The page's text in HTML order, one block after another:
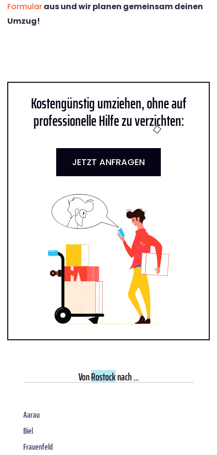
Formularaus und wir planen gemeinsam deinen
Umzug!
Kostengünstig umziehen, ohne auf
professionelle Hilfe zu verzichten:
JETZT ANFRAGEN
VonRostocknach ...
Aarau
Biel
Frauenfeld